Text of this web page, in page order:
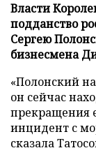
Власти
подданство
Сергею
бизнесмена
«Полонский
он сейчас
прекращения
инцидент с
сказала